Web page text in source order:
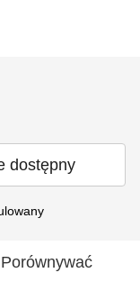
dostępny
Porównywać